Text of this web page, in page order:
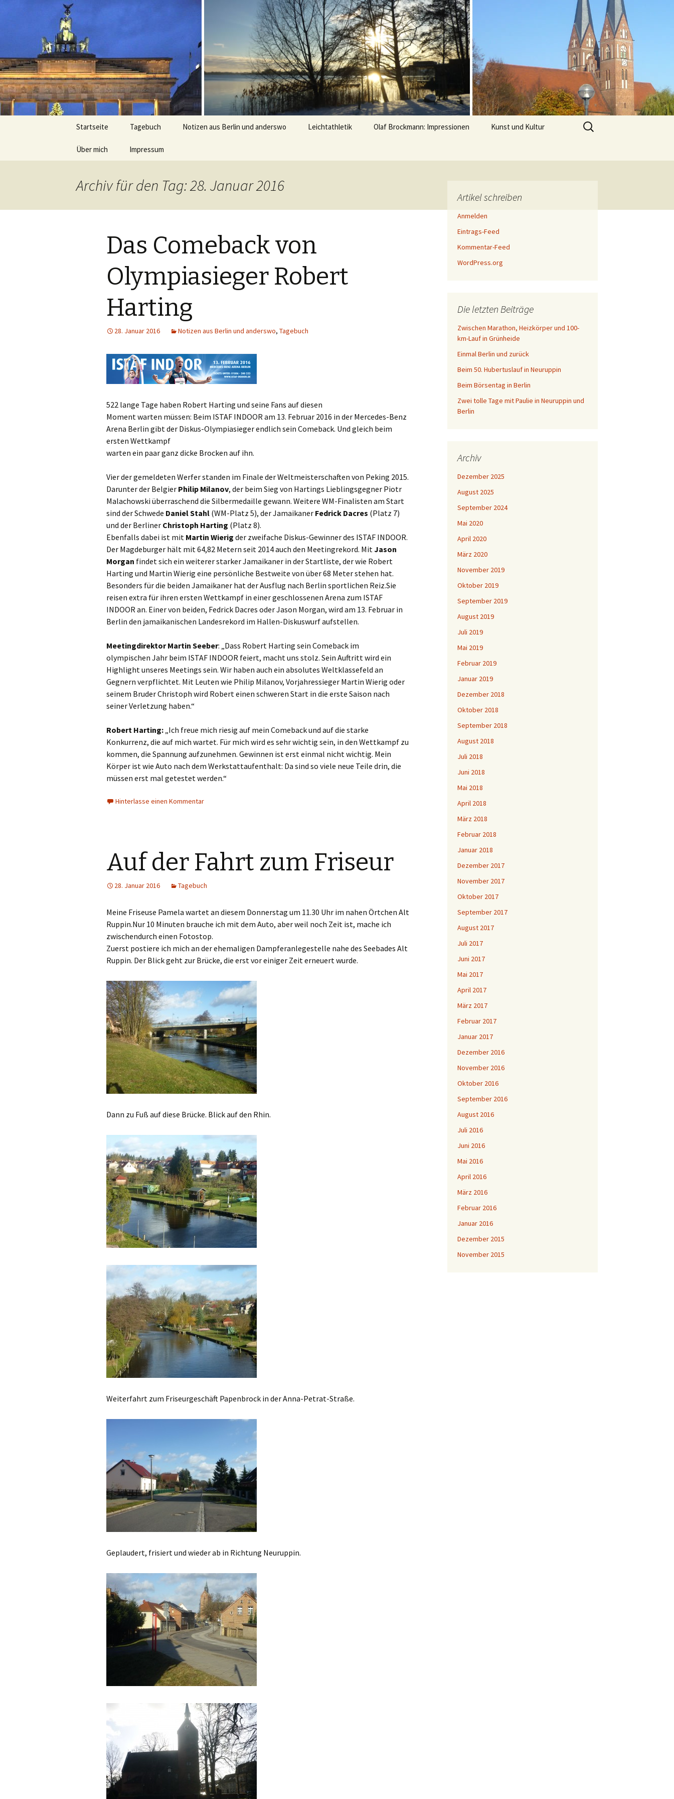
Peter Grau
Zum
springen
Startseite Tagebuch Notizen aus Berlin und anderswo Leichtathletik Olaf Brockmann: Impressionen Kunst und Kultur
Über mich Impressum
Suchen
nach:
Archiv für den Tag: 28. Januar 2016
Das Comeback von
Olympiasieger Robert
Harting
28. Januar 2016 Notizen aus Berlin und anderswo, Tagebuch
522 lange Tage haben Robert Harting und seine Fans auf diesen
Moment warten müssen: Beim ISTAF INDOOR am 13. Februar 2016 in der Mercedes-Benz
Arena Berlin gibt der Diskus-Olympiasieger endlich sein Comeback. Und gleich beim
ersten Wettkampf
warten ein paar ganz dicke Brocken auf ihn.
Vier der gemeldeten Werfer standen im Finale der Weltmeisterschaften von Peking 2015.
Darunter der Belgier Philip Milanov, der beim Sieg von Hartings Lieblingsgegner Piotr
Malachowski überraschend die Silbermedaille gewann. Weitere WM-Finalisten am Start
sind der Schwede Daniel Stahl (WM-Platz 5), der Jamaikaner Fedrick Dacres (Platz 7)
und der Berliner Christoph Harting (Platz 8).
Ebenfalls dabei ist mit Martin Wierig der zweifache Diskus-Gewinner des ISTAF INDOOR.
Der Magdeburger hält mit 64,82 Metern seit 2014 auch den Meetingrekord. MitJason
Morgan findet sich ein weiterer starker Jamaikaner in der Startliste, der wie Robert
Harting und Martin Wierig eine persönliche Bestweite von über 68 Meter stehen hat.
Besonders für die beiden Jamaikaner hat der Ausflug nach Berlin sportlichen Reiz.Sie
reisen extra für ihren ersten Wettkampf in einer geschlossenen Arena zum ISTAF
INDOOR an. Einer von beiden, Fedrick Dacres oder Jason Morgan, wird am 13. Februar in
Berlin den jamaikanischen Landesrekord im Hallen-Diskuswurf aufstellen.
Meetingdirektor Martin Seeber: „Dass Robert Harting sein Comeback im
olympischen Jahr beim ISTAF INDOOR feiert, macht uns stolz. Sein Auftritt wird ein
Highlight unseres Meetings sein. Wir haben auch ein absolutes Weltklassefeld an
Gegnern verpflichtet. Mit Leuten wie Philip Milanov, Vorjahressieger Martin Wierig oder
seinem Bruder Christoph wird Robert einen schweren Start in die erste Saison nach
seiner Verletzung haben.“
Robert Harting: „Ich freue mich riesig auf mein Comeback und auf die starke
Konkurrenz, die auf mich wartet. Für mich wird es sehr wichtig sein, in den Wettkampf zu
kommen, die Spannung aufzunehmen. Gewinnen ist erst einmal nicht wichtig. Mein
Körper ist wie Auto nach dem Werkstattaufenthalt: Da sind so viele neue Teile drin, die
müssen erst mal getestet werden.“
Hinterlasse einen Kommentar
Auf der Fahrt zum Friseur
28. Januar 2016 Tagebuch
Meine Friseuse Pamela wartet an diesem Donnerstag um 11.30 Uhr im nahen Örtchen Alt
Ruppin.Nur 10 Minuten brauche ich mit dem Auto, aber weil noch Zeit ist, mache ich
zwischendurch einen Fotostop.
Zuerst postiere ich mich an der ehemaligen Dampferanlegestelle nahe des Seebades Alt
Ruppin. Der Blick geht zur Brücke, die erst vor einiger Zeit erneuert wurde.
Dann zu Fuß auf diese Brücke. Blick auf den Rhin.
Weiterfahrt zum Friseurgeschäft Papenbrock in der Anna-Petrat-Straße.
Geplaudert, frisiert und wieder ab in Richtung Neuruppin.
Artikel schreiben
Anmelden
Eintrags-Feed
Kommentar-Feed
WordPress.org
Die letzten Beiträge
Zwischen Marathon, Heizkörper und 100-
km-Lauf in Grünheide
Einmal Berlin und zurück
Beim 50. Hubertuslauf in Neuruppin
Beim Börsentag in Berlin
Zwei tolle Tage mit Paulie in Neuruppin und
Berlin
Archiv
Dezember 2025
August 2025
September 2024
Mai 2020
April 2020
März 2020
November 2019
Oktober 2019
September 2019
August 2019
Juli 2019
Mai 2019
Februar 2019
Januar 2019
Dezember 2018
Oktober 2018
September 2018
August 2018
Juli 2018
Juni 2018
Mai 2018
April 2018
März 2018
Februar 2018
Januar 2018
Dezember 2017
November 2017
Oktober 2017
September 2017
August 2017
Juli 2017
Juni 2017
Mai 2017
April 2017
März 2017
Februar 2017
Januar 2017
Dezember 2016
November 2016
Oktober 2016
September 2016
August 2016
Juli 2016
Juni 2016
Mai 2016
April 2016
März 2016
Februar 2016
Januar 2016
Dezember 2015
November 2015